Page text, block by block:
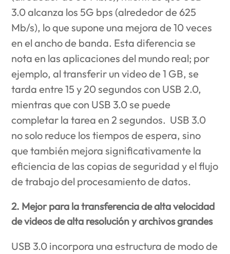
3.0 alcanza los 5G bps (alrededor de 625
Mb/s), lo que supone una mejora de 10 veces
en el ancho de banda. Esta diferencia se
nota en las aplicaciones del mundo real; por
ejemplo, al transferir un video de 1 GB, se
tarda entre 15 y 20 segundos con USB 2.0,
mientras que con USB 3.0 se puede
completar la tarea en 2 segundos. USB 3.0
no solo reduce los tiempos de espera, sino
que también mejora significativamente la
eficiencia de las copias de seguridad y el flujo
de trabajo del procesamiento de datos.
2. Mejor para la transferencia de alta velocidad
de videos de alta resolución y archivos grandes
USB 3.0 incorpora una estructura de modo de